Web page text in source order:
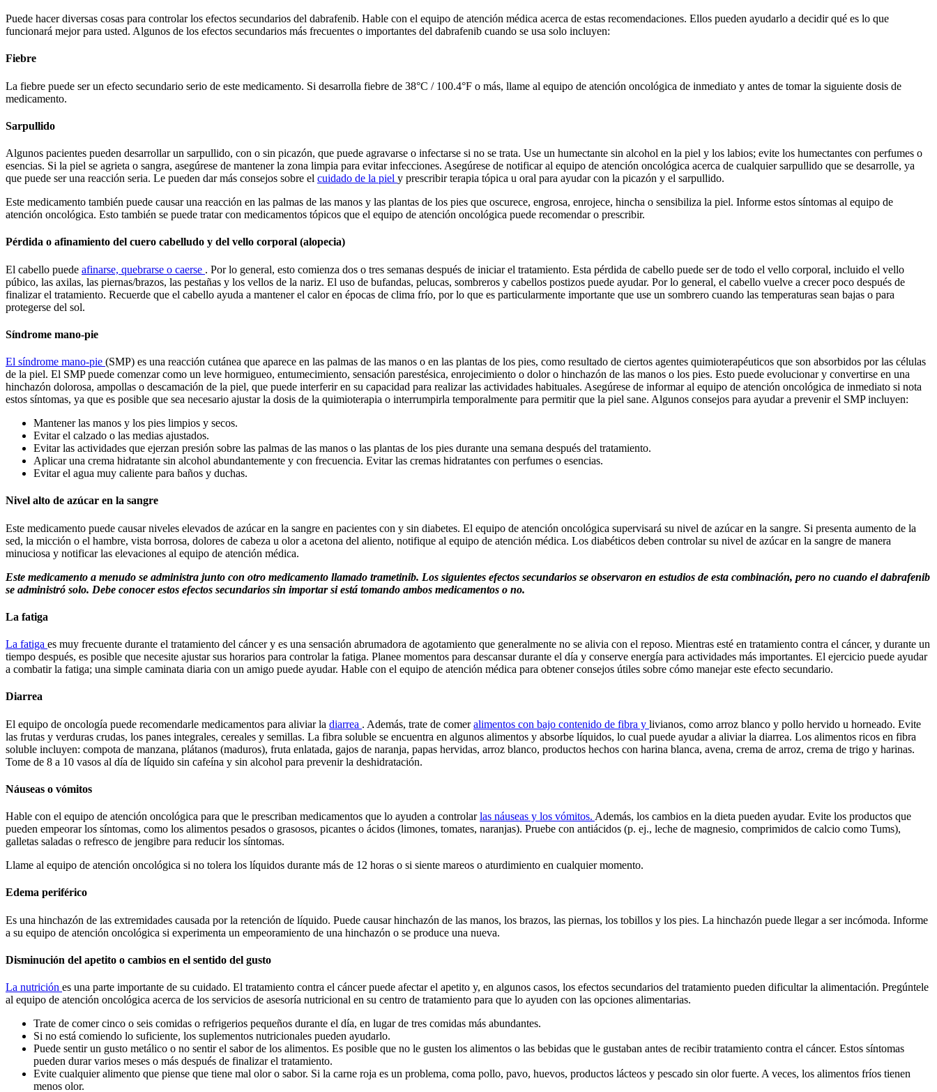
Puede hacer diversas cosas para controlar los efectos secundarios del dabrafenib. Hable con el equipo de atención médica acerca de estas recomendaciones. Ellos pueden ayudarlo a decidir qué es lo que
funcionará mejor para usted. Algunos de los efectos secundarios más frecuentes o importantes del dabrafenib cuando se usa solo incluyen:
Fiebre
La fiebre puede ser un efecto secundario serio de este medicamento. Si desarrolla fiebre de 38°C / 100.4°F o más, llame al equipo de atención oncológica de inmediato y antes de tomar la siguiente dosis de
medicamento.
Sarpullido
Algunos pacientes pueden desarrollar un sarpullido, con o sin picazón, que puede agravarse o infectarse si no se trata. Use un humectante sin alcohol en la piel y los labios; evite los humectantes con perfumes o
esencias. Si la piel se agrieta o sangra, asegúrese de mantener la zona limpia para evitar infecciones. Asegúrese de notificar al equipo de atención oncológica acerca de cualquier sarpullido que se desarrolle, ya
que puede ser una reacción seria. Le pueden dar más consejos sobre el cuidado de la piel y prescribir terapia tópica u oral para ayudar con la picazón y el sarpullido.
Este medicamento también puede causar una reacción en las palmas de las manos y las plantas de los pies que oscurece, engrosa, enrojece, hincha o sensibiliza la piel. Informe estos síntomas al equipo de
atención oncológica. Esto también se puede tratar con medicamentos tópicos que el equipo de atención oncológica puede recomendar o prescribir.
Pérdida o afinamiento del cuero cabelludo y del vello corporal (alopecia)
El cabello puede afinarse, quebrarse o caerse . Por lo general, esto comienza dos o tres semanas después de iniciar el tratamiento. Esta pérdida de cabello puede ser de todo el vello corporal, incluido el vello
púbico, las axilas, las piernas/brazos, las pestañas y los vellos de la nariz. El uso de bufandas, pelucas, sombreros y cabellos postizos puede ayudar. Por lo general, el cabello vuelve a crecer poco después de
finalizar el tratamiento. Recuerde que el cabello ayuda a mantener el calor en épocas de clima frío, por lo que es particularmente importante que use un sombrero cuando las temperaturas sean bajas o para
protegerse del sol.
Síndrome mano-pie
El síndrome mano-pie (SMP) es una reacción cutánea que aparece en las palmas de las manos o en las plantas de los pies, como resultado de ciertos agentes quimioterapéuticos que son absorbidos por las células
de la piel. El SMP puede comenzar como un leve hormigueo, entumecimiento, sensación parestésica, enrojecimiento o dolor o hinchazón de las manos o los pies. Esto puede evolucionar y convertirse en una
hinchazón dolorosa, ampollas o descamación de la piel, que puede interferir en su capacidad para realizar las actividades habituales. Asegúrese de informar al equipo de atención oncológica de inmediato si nota
estos síntomas, ya que es posible que sea necesario ajustar la dosis de la quimioterapia o interrumpirla temporalmente para permitir que la piel sane. Algunos consejos para ayudar a prevenir el SMP incluyen:
Mantener las manos y los pies limpios y secos.
Evitar el calzado o las medias ajustados.
Evitar las actividades que ejerzan presión sobre las palmas de las manos o las plantas de los pies durante una semana después del tratamiento.
Aplicar una crema hidratante sin alcohol abundantemente y con frecuencia. Evitar las cremas hidratantes con perfumes o esencias.
Evitar el agua muy caliente para baños y duchas.
Nivel alto de azúcar en la sangre
Este medicamento puede causar niveles elevados de azúcar en la sangre en pacientes con y sin diabetes. El equipo de atención oncológica supervisará su nivel de azúcar en la sangre. Si presenta aumento de la
sed, la micción o el hambre, vista borrosa, dolores de cabeza u olor a acetona del aliento, notifique al equipo de atención médica. Los diabéticos deben controlar su nivel de azúcar en la sangre de manera
minuciosa y notificar las elevaciones al equipo de atención médica.
Este medicamento a menudo se administra junto con otro medicamento llamado trametinib. Los siguientes efectos secundarios se observaron en estudios de esta combinación, pero no cuando el dabrafenib
se administró solo. Debe conocer estos efectos secundarios sin importar si está tomando ambos medicamentos o no.
La fatiga
La fatiga es muy frecuente durante el tratamiento del cáncer y es una sensación abrumadora de agotamiento que generalmente no se alivia con el reposo. Mientras esté en tratamiento contra el cáncer, y durante un
tiempo después, es posible que necesite ajustar sus horarios para controlar la fatiga. Planee momentos para descansar durante el día y conserve energía para actividades más importantes. El ejercicio puede ayudar
a combatir la fatiga; una simple caminata diaria con un amigo puede ayudar. Hable con el equipo de atención médica para obtener consejos útiles sobre cómo manejar este efecto secundario.
Diarrea
El equipo de oncología puede recomendarle medicamentos para aliviar la diarrea . Además, trate de comeralimentos con bajo contenido de fibra y livianos, como arroz blanco y pollo hervido u horneado. Evite
las frutas y verduras crudas, los panes integrales, cereales y semillas. La fibra soluble se encuentra en algunos alimentos y absorbe líquidos, lo cual puede ayudar a aliviar la diarrea. Los alimentos ricos en fibra
soluble incluyen: compota de manzana, plátanos (maduros), fruta enlatada, gajos de naranja, papas hervidas, arroz blanco, productos hechos con harina blanca, avena, crema de arroz, crema de trigo y harinas.
Tome de 8 a 10 vasos al día de líquido sin cafeína y sin alcohol para prevenir la deshidratación.
Náuseas o vómitos
Hable con el equipo de atención oncológica para que le prescriban medicamentos que lo ayuden a controlarlas náuseas y los vómitos. Además, los cambios en la dieta pueden ayudar. Evite los productos que
pueden empeorar los síntomas, como los alimentos pesados o grasosos, picantes o ácidos (limones, tomates, naranjas). Pruebe con antiácidos (p. ej., leche de magnesio, comprimidos de calcio como Tums),
galletas saladas o refresco de jengibre para reducir los síntomas.
Llame al equipo de atención oncológica si no tolera los líquidos durante más de 12 horas o si siente mareos o aturdimiento en cualquier momento.
Edema periférico
Es una hinchazón de las extremidades causada por la retención de líquido. Puede causar hinchazón de las manos, los brazos, las piernas, los tobillos y los pies. La hinchazón puede llegar a ser incómoda. Informe
a su equipo de atención oncológica si experimenta un empeoramiento de una hinchazón o se produce una nueva.
Disminución del apetito o cambios en el sentido del gusto
La nutrición es una parte importante de su cuidado. El tratamiento contra el cáncer puede afectar el apetito y, en algunos casos, los efectos secundarios del tratamiento pueden dificultar la alimentación. Pregúntele
al equipo de atención oncológica acerca de los servicios de asesoría nutricional en su centro de tratamiento para que lo ayuden con las opciones alimentarias.
Trate de comer cinco o seis comidas o refrigerios pequeños durante el día, en lugar de tres comidas más abundantes.
Si no está comiendo lo suficiente, los suplementos nutricionales pueden ayudarlo.
Puede sentir un gusto metálico o no sentir el sabor de los alimentos. Es posible que no le gusten los alimentos o las bebidas que le gustaban antes de recibir tratamiento contra el cáncer. Estos síntomas
pueden durar varios meses o más después de finalizar el tratamiento.
Evite cualquier alimento que piense que tiene mal olor o sabor. Si la carne roja es un problema, coma pollo, pavo, huevos, productos lácteos y pescado sin olor fuerte. A veces, los alimentos fríos tienen
menos olor.